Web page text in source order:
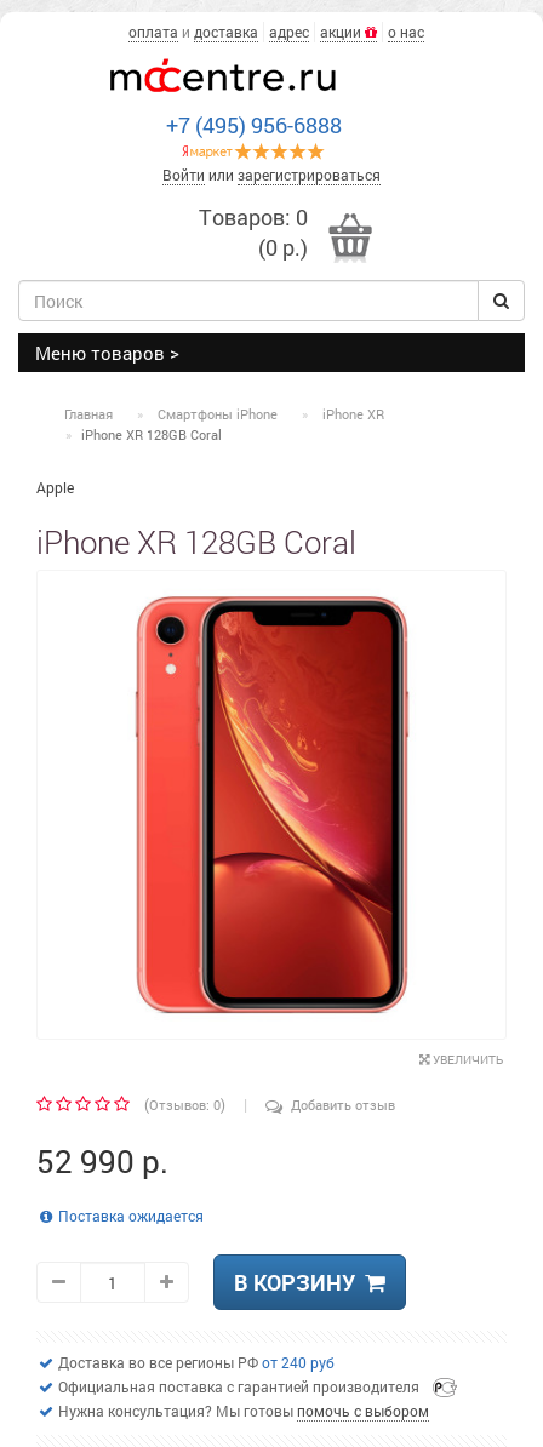
оплата и доставка адрес акции о нас
+7 (495) 956-6888
Войти или зарегистрироваться
Товаров: 0
(0 р.)
Меню товаров >
Главная Смартфоны iPhone
iPhone XR
iPhone XR 128GB Coral
Apple
iPhone XR 128GB Coral
УВЕЛИЧИТЬ
(Отзывов: 0) | Добавить отзыв
52 990 р.
Поставка ожидается
В КОРЗИНУ
Доставка во все регионы РФот 240 руб
Официальная поставка с гарантией производителя
Нужна консультация? Мы готовыпомочь с выбором